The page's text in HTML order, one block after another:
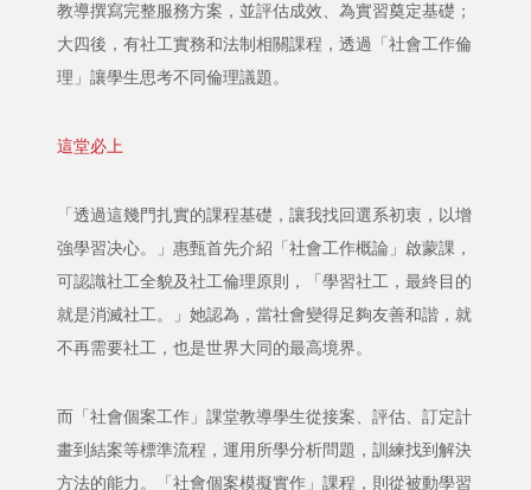
教導撰寫完整服務方案，並評估成效、為實習奠定基礎；
大四後，有社工實務和法制相關課程，透過「社會工作倫
理」讓學生思考不同倫理議題。
這堂必上
「透過這幾門扎實的課程基礎，讓我找回選系初衷，以增
強學習决心。」惠甄首先介紹「社會工作概論」啟蒙課，
可認識社工全貌及社工倫理原則，「學習社工，最終目的
就是消滅社工。」她認為，當社會變得足夠友善和諧，就
不再需要社工，也是世界大同的最高境界。
而「社會個案工作」課堂教導學生從接案、評估、訂定計
畫到結案等標準流程，運用所學分析問題，訓練找到解決
方法的能力。「社會個案模擬實作」課程，則從被動學習